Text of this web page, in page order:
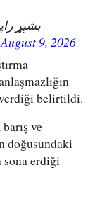
بشپړ
August 9, 2026
belirtildi.
ve
doğusundaki
erdiği